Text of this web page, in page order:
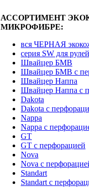
АССОРТИМЕНТ
МИКРОФИБРЕ:
вся ЧЕРНАЯ
серия SW для
Швайцер БМВ
Швайцер БМВ с
Швайцер Наппа
Швайцер Наппа с
Dakota
Dakota с
Nappa
Nappa с
GT
GT с перфорацией
Nova
Nova с
Standart
Standart с